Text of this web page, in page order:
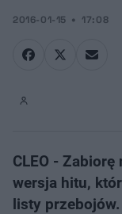
2016-01-15 17:08
CLEO -
wersja hitu,
listy